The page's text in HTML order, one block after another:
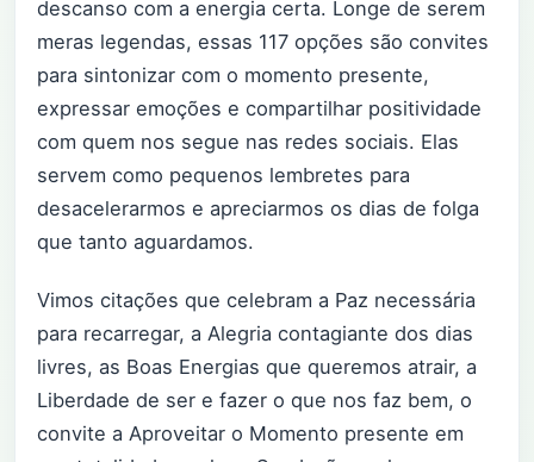
descanso com a energia certa. Longe de serem
meras legendas, essas 117 opções são convites
para sintonizar com o momento presente,
expressar emoções e compartilhar positividade
com quem nos segue nas redes sociais. Elas
servem como pequenos lembretes para
desacelerarmos e apreciarmos os dias de folga
que tanto aguardamos.
Vimos citações que celebram a Paz necessária
para recarregar, a Alegria contagiante dos dias
livres, as Boas Energias que queremos atrair, a
Liberdade de ser e fazer o que nos faz bem, o
convite a Aproveitar o Momento presente em